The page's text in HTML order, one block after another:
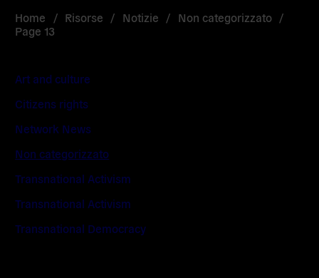
Home / Risorse / Notizie / Non categorizzato /
Page 13
Art and culture
Citizens rights
Network News
Non categorizzato
Transnational Activism
Transnational Activism
Transnational Democracy